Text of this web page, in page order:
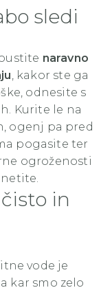
sledi
naravno
, kakor ste ga
odnesite s
Kurite le na
ogenj pa pred
pogasite ter
ogroženosti
in
vode je
kar smo zelo